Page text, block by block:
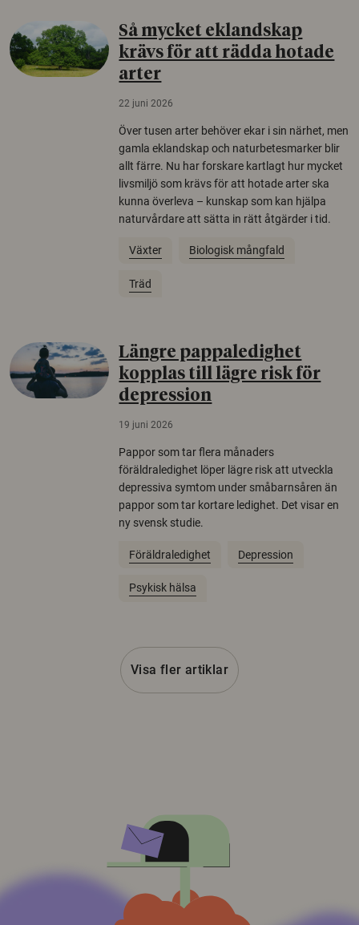
Så mycket eklandskap
krävs för att rädda hotade
arter
22 juni 2026
Över tusen arter behöver ekar i sin närhet, men
gamla eklandskap och naturbetesmarker blir
allt färre. Nu har forskare kartlagt hur mycket
livsmiljö som krävs för att hotade arter ska
kunna överleva – kunskap som kan hjälpa
naturvårdare att sätta in rätt åtgärder i tid.
Växter Biologisk mångfald
Träd
Längre pappaledighet
kopplas till lägre risk för
depression
19 juni 2026
Pappor som tar flera månaders
föräldraledighet löper lägre risk att utveckla
depressiva symtom under småbarnsåren än
pappor som tar kortare ledighet. Det visar en
ny svensk studie.
Föräldraledighet Depression
Psykisk hälsa
Visa fler artiklar